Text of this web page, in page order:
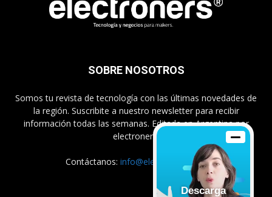
SOBRE NOSOTROS
Somos tu revista de tecnología con las últimas novedades de
la región. Suscribite a nuestro newsletter para recibir
información todas las semanas. Editada en Argentina por
electroners.
Contáctanos: info@electroners.com
Descarga